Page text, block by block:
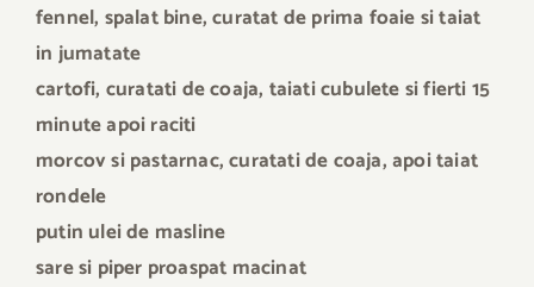
fennel, spalat bine, curatat de prima foaie si taiat
in jumatate
cartofi, curatati de coaja, taiati cubulete si fierti 15
minute apoi raciti
morcov si pastarnac, curatati de coaja, apoi taiat
rondele
putin ulei de masline
sare si piper proaspat macinat